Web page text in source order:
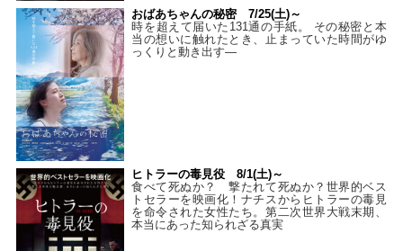
おばあちゃんの秘密 7/25(土)～
時を超えて届いた131通の手紙。 その秘密と本
当の想いに触れたとき、止まっていた時間がゆ
っくりと動き出す―
ヒトラーの毒見役 8/1(土)～
食べて死ぬか？ 撃たれて死ぬか？世界的ベス
トセラーを映画化！ナチスからヒトラーの毒見
を命令された女性たち。第二次世界大戦末期、
本当にあった知られざる真実